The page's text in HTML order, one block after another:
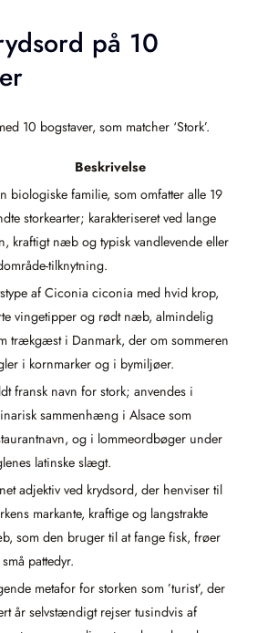
på 10
10 bogstaver, som matcher ‘Stork’.
Beskrivelse
biologiske familie, som omfatter alle 19
storkearter; karakteriseret ved lange
kraftigt næb og typisk vandlevende eller
tilknytning.
af Ciconia ciconia med hvid krop,
vingetipper og rødt næb, almindelig
trækgæst i Danmark, der om sommeren
i kornmarker og i bymiljøer.
fransk navn for stork; anvendes i
sammenhæng i Alsace som
og i lommeordbøger under
latinske slægt.
adjektiv ved krydsord, der henviser til
markante, kraftige og langstrakte
som den bruger til at fange fisk, frøer
pattedyr.
metafor for storken som ’turist’, der
år selvstændigt rejser tusindvis af